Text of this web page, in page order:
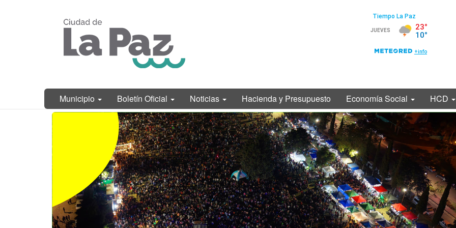
de La Paz,
Entre Ríos
Municipio Boletín Oficial Noticias Hacienda y Presupuesto Economía Social HCD
Contenido
principal